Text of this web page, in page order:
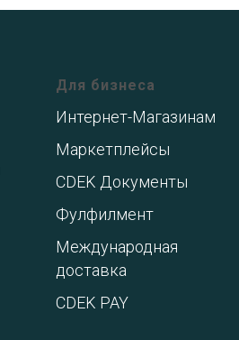
Для бизнеса
Интернет-Магазинам
Маркетплейсы
CDEK Документы
Фулфилмент
Международная
доставка
CDEK PAY